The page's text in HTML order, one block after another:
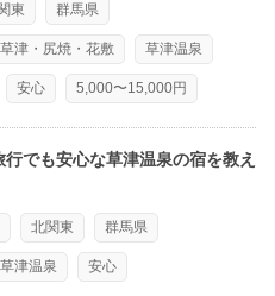
東 群馬県
草津・尻焼・花敷 草津温泉
安心 5,000〜15,000円
でも安心な草津温泉の宿を教え
北関東 群馬県
草津温泉 安心